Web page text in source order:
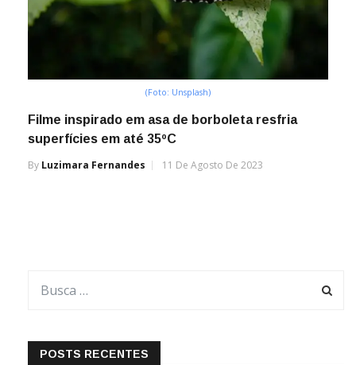
(Foto: Unsplash)
Filme inspirado em asa de borboleta resfria
superfícies em até 35ºC
By Luzimara Fernandes 11 De Agosto De 2023
POSTS RECENTES